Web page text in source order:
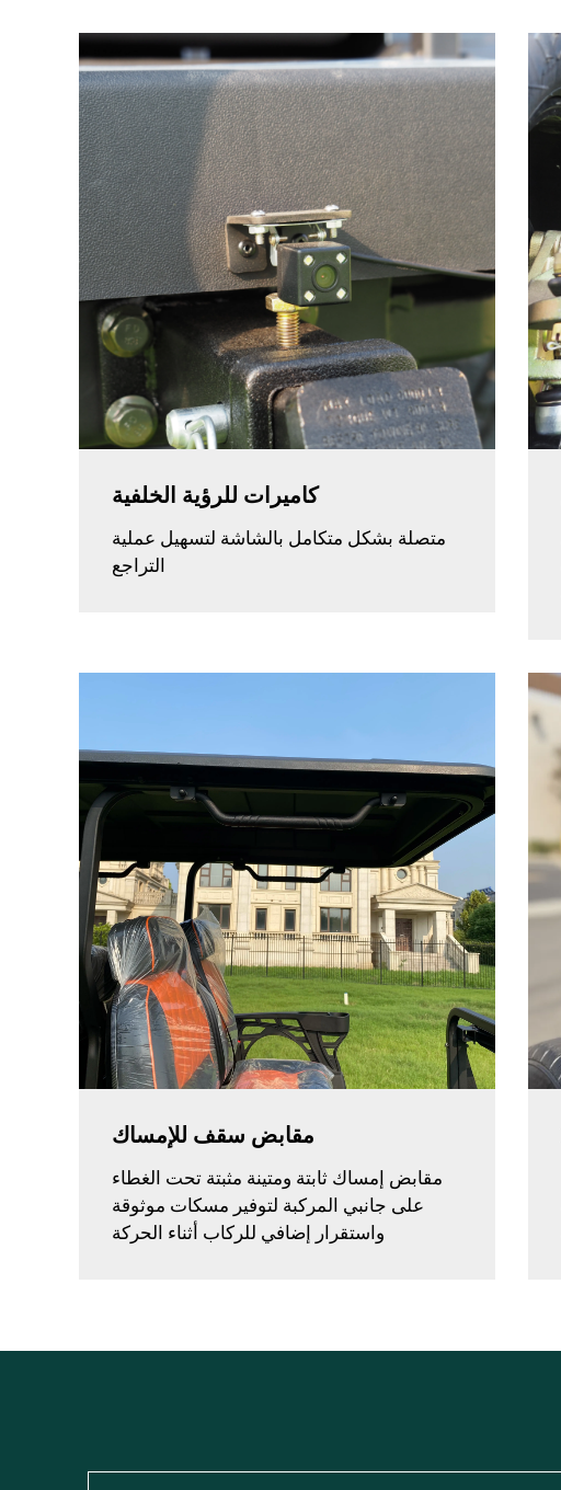
كاميرات للرؤية الخلفية
متصلة بشكل متكامل بالشاشة لتسهيل عملية
التراجع
مقابض سقف للإمساك
مقابض إمساك ثابتة ومتينة مثبتة تحت الغطاء
على جانبي المركبة لتوفير مسكات موثوقة
واستقرار إضافي للركاب أثناء الحركة